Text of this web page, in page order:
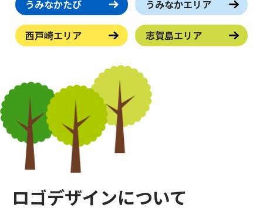
うみなかたび うみなかエリア
西戸崎エリア 志賀島エリア
ロゴデザインについて